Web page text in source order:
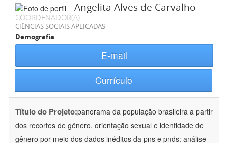
Angelita Alves de Carvalho
COORDENADOR(A)
CIÊNCIAS SOCIAIS APLICADAS
Demografia
E-mail
Currículo
Título do Projeto:panorama da população brasileira a partir
dos recortes de gênero, orientação sexual e identidade de
gênero por meio dos dados inéditos da pns e pnds: análise